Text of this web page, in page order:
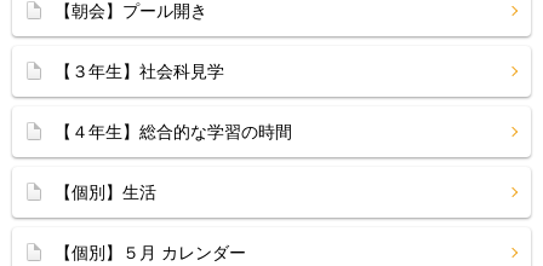
【朝会】プール開き
【３年生】社会科見学
【４年生】総合的な学習の時間
【個別】生活
【個別】５月 カレンダー